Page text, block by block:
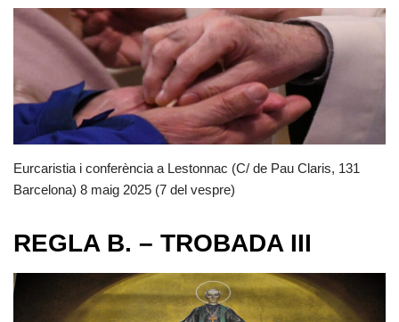
Eurcaristia i conferència a Lestonnac (C/ de Pau Claris, 131
Barcelona) 8 maig 2025 (7 del vespre)
REGLA B. – TROBADA III